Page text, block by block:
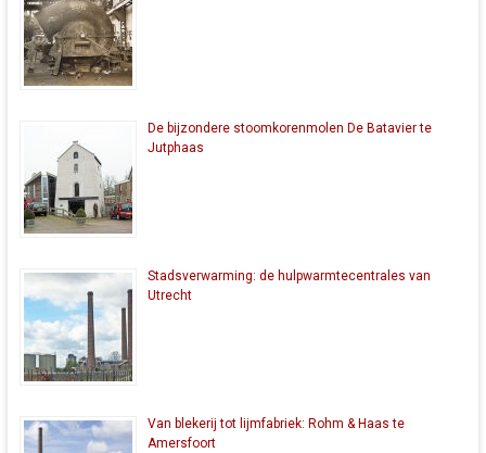
De bijzondere stoomkorenmolen De Batavier te
Jutphaas
Stadsverwarming: de hulpwarmtecentrales van
Utrecht
Van blekerij tot lijmfabriek: Rohm & Haas te
Amersfoort